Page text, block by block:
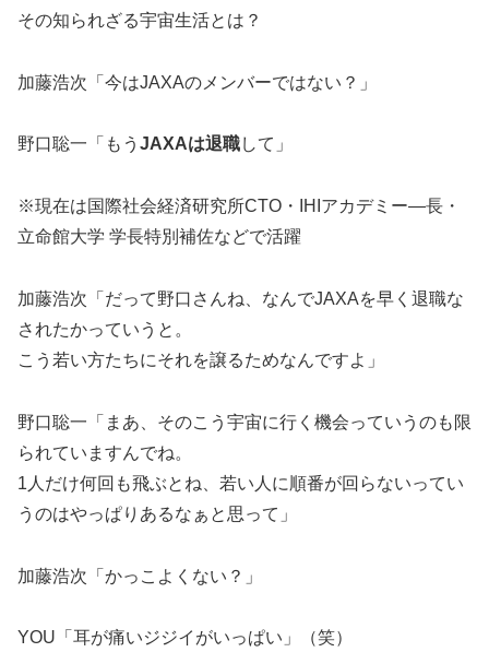
その知られざる宇宙生活とは？
加藤浩次「今はJAXAのメンバーではない？」
野口聡一「もう JAXAは退職して」
※現在は国際社会経済研究所CTO・IHIアカデミー―長・
立命館大学 学長特別補佐などで活躍
加藤浩次「だって野口さんね、なんでJAXAを早く退職な
されたかっていうと。
こう若い方たちにそれを譲るためなんですよ」
野口聡一「まあ、そのこう宇宙に行く機会っていうのも限
られていますんでね。
1人だけ何回も飛ぶとね、若い人に順番が回らないってい
うのはやっぱりあるなぁと思って」
加藤浩次「かっこよくない？」
YOU「耳が痛いジジイがいっぱい」（笑）